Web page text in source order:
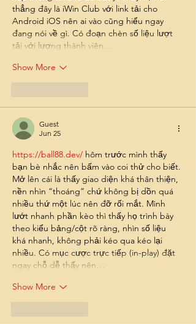
thẳng đây là iWin Club với link tải cho
Android iOS nên ai vào cũng hiểu ngay
đang nói về gì. Có đoạn chèn số liệu lượt
tải với lượng thành viên…
Show More
Guest
Jun 25
https://ball88.dev/ hôm trước mình thấy
bạn bè nhắc nên bấm vào coi thử cho biết.
Mở lên cái là thấy giao diện khá thân thiện,
nền nhìn “thoáng” chứ không bị dồn quá
nhiều thứ một lúc nên đỡ rối mắt. Mình
lướt nhanh phần kèo thì thấy họ trình bày
theo kiểu bảng/cột rõ ràng, nhìn số liệu
khá nhanh, không phải kéo qua kéo lại
nhiều. Có mục cược trực tiếp (in-play) đặt
ngay chỗ dễ thấy nên…
Show More